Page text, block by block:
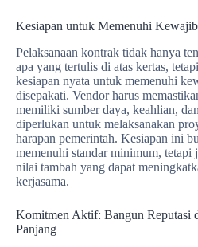
Kesiapan untuk Memenuhi
Pelaksanaan kontrak tidak hanya
apa yang tertulis di atas kertas,
kesiapan nyata untuk memenuhi
disepakati. Vendor harus
memiliki sumber daya, keahlian,
diperlukan untuk melaksanakan
harapan pemerintah. Kesiapan ini
memenuhi standar minimum, tetapi
nilai tambah yang dapat
kerjasama.
Komitmen Aktif: Bangun Reputasi
Panjang